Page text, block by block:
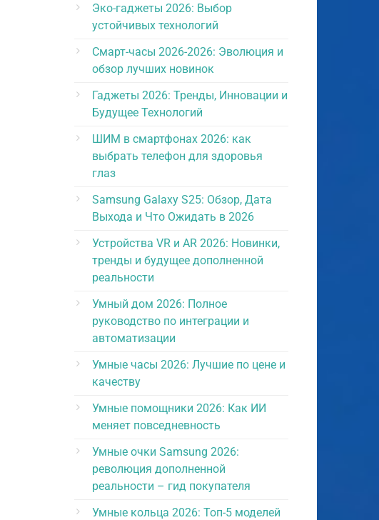
Эко-гаджеты 2026: Выбор
устойчивых технологий
Смарт-часы 2026-2026: Эволюция и
обзор лучших новинок
Гаджеты 2026: Тренды, Инновации и
Будущее Технологий
ШИМ в смартфонах 2026: как
выбрать телефон для здоровья
глаз
Samsung Galaxy S25: Обзор, Дата
Выхода и Что Ожидать в 2026
Устройства VR и AR 2026: Новинки,
тренды и будущее дополненной
реальности
Умный дом 2026: Полное
руководство по интеграции и
автоматизации
Умные часы 2026: Лучшие по цене и
качеству
Умные помощники 2026: Как ИИ
меняет повседневность
Умные очки Samsung 2026:
революция дополненной
реальности – гид покупателя
Умные кольца 2026: Топ-5 моделей